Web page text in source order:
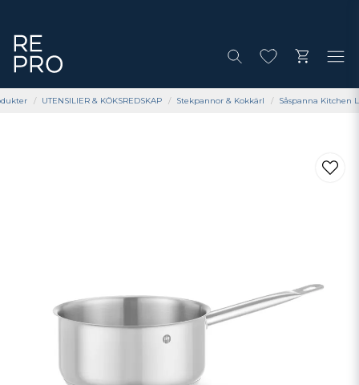
UTENSILIER & KÖKSREDSKAP Stekpannor & Kokkärl Såspanna Kitchen